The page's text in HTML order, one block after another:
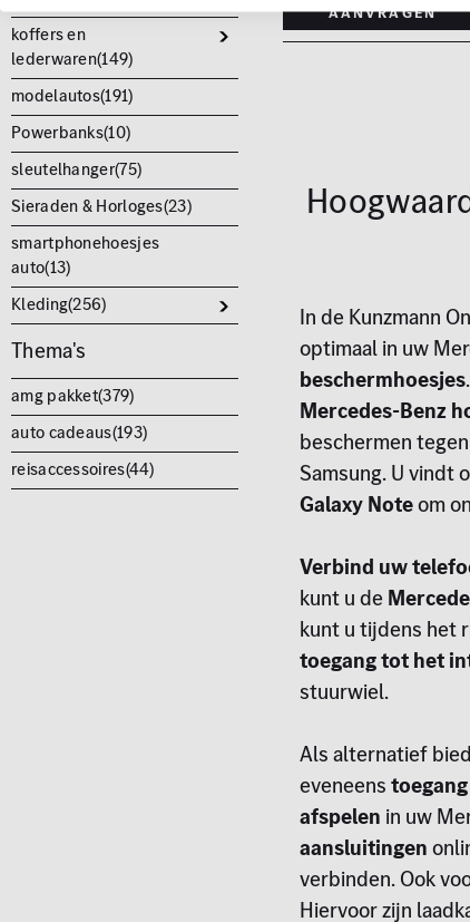
koffers en
lederwaren(149)
modelautos(191)
Powerbanks(10)
sleutelhanger(75)
Sieraden & Horloges(23)
smartphonehoesjes
auto(13)
Kleding(256)
Thema's
amg pakket(379)
auto cadeaus(193)
reisaccessoires(44)
aanvragen
In de Kunzmann
optimaal in uw
beschermhoesjes
Mercedes-Benz
beschermen
Samsung. U vindt
Galaxy Noteom
Verbind uw
kunt u de
kunt u tijdens het
toegang tot het
stuurwiel.
Als alternatief
eveneens
afspelen in uw
aansluitingen
verbinden. Ook
Hiervoor zijn